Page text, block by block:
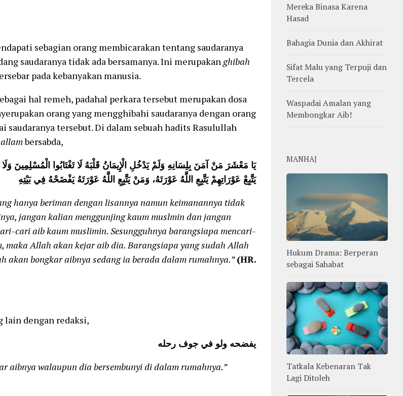
sebagian orang membicarakan tentang saudaranya
saudaranya tidak ada bersamanya. Ini merupakanghibah
pada kebanyakan manusia.
hal remeh, padahal perkara tersebut merupakan dosa
orang yang mengghibahi saudaranya dengan orang
saudaranya tersebut. Di dalam sebuah hadits Rasulullah
bersabda,
يَا مَعْشَرَ مَنْ آمَنَ بِلِسَانِهِ وَلَمْ يَدْخُلِ الْإِيمَانُ قَلْبَهُ لَا تَغْتَابُوا الْمُسْلِمِينَ
يَتَّبِعْ عَوْرَاتِهِمْ يَتَّبِعِ اللَّهُ عَوْرَتَهُ، وَمَنْ يَتَّبِعِ اللَّهُ عَوْرَتَهُ يَفْضَحْهُ فِي بَيْتِهِ
hanya beriman dengan lisannya namun keimanannya tidak
jangan kalian menggunjing kaum muslmin dan jangan
cari aib kaum muslimin. Sesungguhnya barangsiapa mencari-
maka Allah akan kejar aib dia. Barangsiapa yang sudah Allah
akan bongkar aibnya sedang ia berada dalam rumahnya.” (HR.
lain dengan redaksi,
يفضحه ولو في جوف رحله
aibnya walaupun dia bersembunyi di dalam rumahnya.”
Mereka Binasa Karena
Hasad
Bahagia Dunia dan Akhirat
Sifat Malu yang Terpuji dan
Tercela
Waspadai Amalan yang
Membongkar Aib!
MANHAJ
Hukum Drama: Berperan
sebagai Sahabat
Tatkala Kebenaran Tak
Lagi Ditoleh